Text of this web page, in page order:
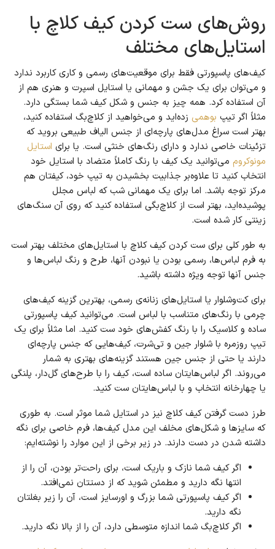
روش‌های ست کردن کیف کلاچ با
استایل‌های مختلف
کیف‌های پاسپورتی فقط برای موقعیت‌های رسمی و کاری کاربرد ندارد
و می‌توان برای یک جشن و مهمانی یا استایل اسپرت و هنری هم از
آن استفاده کرد. همه چیز به جنس و شکل کیف شما بستگی دارد.
مثلاً اگر تیپ بوهمی زده‌اید و می‌خواهید از کلاچ‌بگ استفاده کنید،
بهتر است سراغ مدل‌های پارچه‌ای از جنس الیاف طبیعی بروید که
تزئینات خاصی ندارد و دارای رنگ‌های خنثی است. یا برای استایل
مونوکروم می‌توانید یک کیف با رنگ کاملاً متضاد با استایل خود
انتخاب کنید تا علاوه‌بر جذابیت بخشیدن به تیپ خود، کیفتان هم
مرکز توجه باشد. اما برای یک مهمانی شب که لباس مجلل
پوشیده‌اید، بهتر است از کلاچ‌بگی استفاده کنید که روی آن سنگ‌های
زینتی کار شده است.
به طور کلی برای ست کردن کیف کلاچ با استایل‌های مختلف بهتر است
به فرم لباس‌ها، رسمی بودن یا نبودن آنها، طرح و رنگ لباس‌ها و
جنس آنها توجه ویژه داشته باشید.
برای کت‌وشلوار یا استایل‌های زنانه‌ی رسمی، بهترین گزینه کیف‌های
چرمی با رنگ‌های متناسب با لباس است. می‌توانید کیف پاسپورتی
ساده و کلاسیک را با رنگ کفش‌های خود ست کنید. اما مثلاً برای یک
تیپ روزمره با شلوار جین و تی‌شرت، کیف‌هایی که جنس پارچه‌ای
دارند یا حتی از جنس جین هستند گزینه‌های بهتری به شمار
می‌روند. اگر لباس‌هایتان ساده است، کیف را با طرح‌های گل‌دار، پلنگی
یا چهارخانه انتخاب و با لباس‌هایتان ست کنید.
طرز دست گرفتن کیف کلاچ نیز در استایل شما موثر است. به طوری
که سایزها و شکل‌های مخلف این مدل کیف‌ها، فرم خاصی برای نگه
داشته شدن در دست دارند. در زیر برخی از این موارد را نوشته‌ایم:
اگر کیف شما نازک و باریک است، برای راحت‌تر بودن، آن را از
انتها نگه دارید و مطمئن شوید که از دستتان نمی‌افتد.
اگر کیف پاسپورتی شما بزرگ و اورسایز است، آن را زیر بغلتان
نگه دارید.
اگر کلاچ‌بگ شما اندازه متوسطی دارد، آن را از بالا نگه دارید.